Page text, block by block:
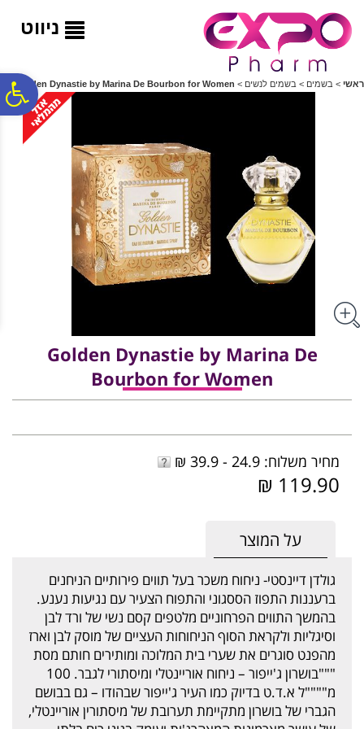
ניווט
ראשי > בשמים > בשמים לנשים >
Golden Dynastie by Marina De Bourbon for Women
Golden Dynastie by Marina De
Bourbon for Women
מחיר משלוח: 24.9 - 39.9 ₪
119.90 ₪
על המוצר
גולדן דיינסטי- ניחוח משכר בעל תווים פירותיים הניחנים
ברעננות התפוז הססגוני והתפוח הצעיר עם נגיעות נענע.
בהמשך התווים הפרחוניים מלטפים קסם נשי של ורד לבן
וסיגליות ולקראת הסוף הניחוחות העציים של מוסק לבן וארז
מהפנט סוגרים את שערי בית המלוכה ומותירים חותם מסת
"""בושרון ג'ייפור – ניחוח אוריינטלי ומיסתורי לגבר. 100
מ""""ל א.ד.ט בדיוק כמו העיר ג'ייפור שבהודו – גם בבושם
הגברי של בושרון מתקיימת תערובת של מיסתורין אוריינטלי,